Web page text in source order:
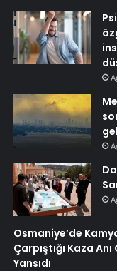
Osmaniye’de
Çarpıştığı Kaza
Yansıdı